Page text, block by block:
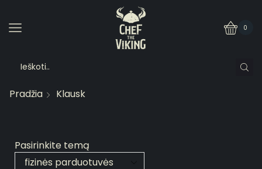
0
Pradžia Klausk
Pasirinkite temą